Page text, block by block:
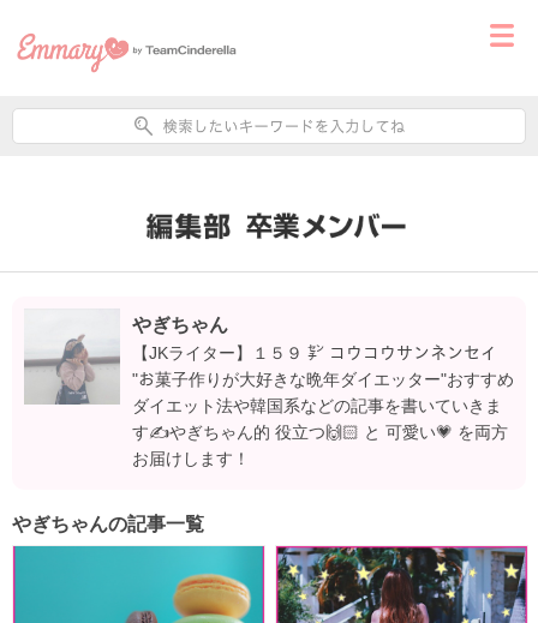
やぎちゃん
【JKライター】１５９ ㌢ コウコウサンネンセイ
"お菓子作りが大好きな晩年ダイエッター"おすすめ
ダイエット法や韓国系などの記事を書いていきま
す✍やぎちゃん的 役立つ🙌🏻 と 可愛い💗 を両方
お届けします！
やぎちゃんの記事一覧